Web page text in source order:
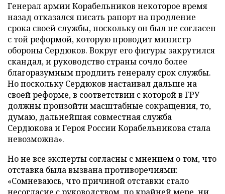
Генерал армии Корабельников некоторое время
назад отказался писать рапорт на продление
срока своей службы, поскольку он был не согласен
с той реформой, которую проводит министр
обороны Сердюков. Вокруг его фигуры закрутился
скандал, и руководство страны сочло более
благоразумным продлить генералу срок службы.
Но поскольку Сердюков настаивал дальше на
своей реформе, в соответствии с которой в ГРУ
должны произойти масштабные сокращения, то,
думаю, дальнейшая совместная служба
Сердюкова и Героя России Корабельникова стала
невозможна».
Но не все эксперты согласны с мнением о том, что
отставка была вызвана противоречиями:
«Сомневаюсь, что причиной отставки стало